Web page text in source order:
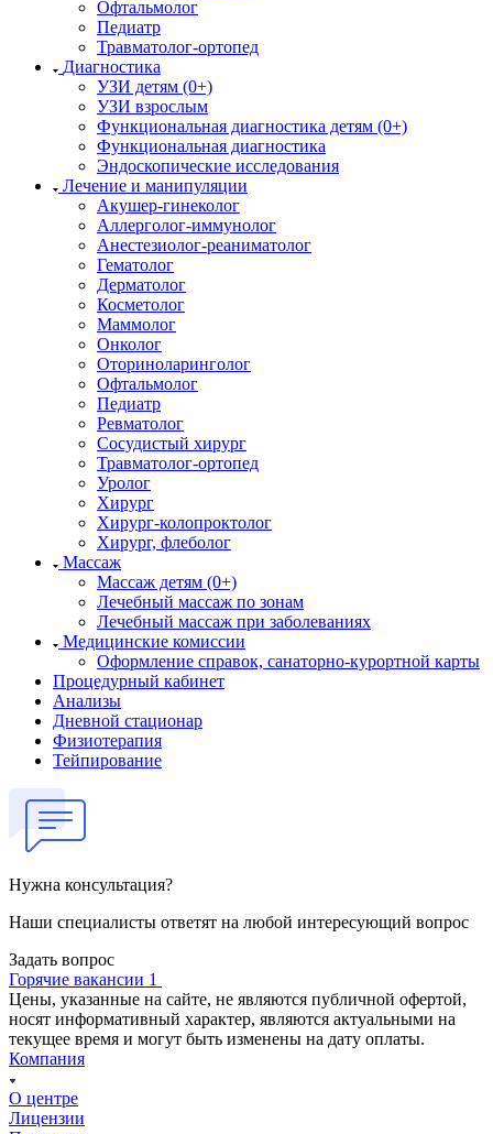
Офтальмолог
Педиатр
Травматолог-ортопед
Диагностика
УЗИ детям (0+)
УЗИ взрослым
Функциональная диагностика детям (0+)
Функциональная диагностика
Эндоскопические исследования
Лечение и манипуляции
Акушер-гинеколог
Аллерголог-иммунолог
Анестезиолог-реаниматолог
Гематолог
Дерматолог
Косметолог
Маммолог
Онколог
Оториноларинголог
Офтальмолог
Педиатр
Ревматолог
Сосудистый хирург
Травматолог-ортопед
Уролог
Хирург
Хирург-колопроктолог
Хирург, флеболог
Массаж
Массаж детям (0+)
Лечебный массаж по зонам
Лечебный массаж при заболеваниях
Медицинские комиссии
Оформление справок, санаторно-курортной карты
Процедурный кабинет
Анализы
Дневной стационар
Физиотерапия
Тейпирование
Нужна консультация?
Наши специалисты ответят на любой интересующий вопрос
Задать вопрос
Горячие вакансии 1
Цены, указанные на сайте, не являются публичной офертой,
носят информативный характер, являются актуальными на
текущее время и могут быть изменены на дату оплаты.
Компания
О центре
Лицензии